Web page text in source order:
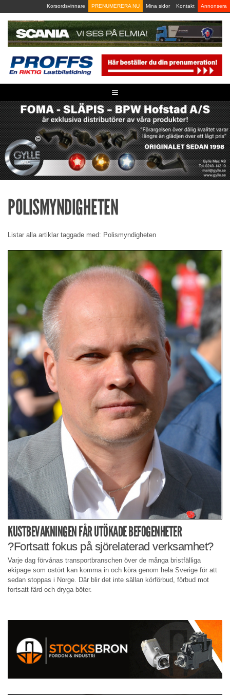
to
content
Korsordsvinnare PRENUMERERA NU Mina sidor Kontakt Annonsera
≡
POLISMYNDIGHETEN
Listar alla artiklar taggade med: Polismyndigheten
KUSTBEVAKNINGEN FÅR UTÖKADE BEFOGENHETER
?Fortsatt fokus på sjörelaterad verksamhet?
Varje dag förvånas transportbranschen över de många bristfälliga
ekipage som ostört kan komma in och köra genom hela Sverige för att
sedan stoppas i Norge. Där blir det inte sällan körförbud, förbud mot
fortsatt färd och dryga böter.